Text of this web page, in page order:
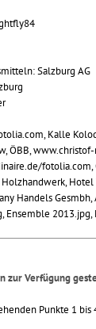
Salzburg AG
Kalle
ÖBB,
fotolia.com,
Handels
Ensemble
zur Verfügung
Punkte 1